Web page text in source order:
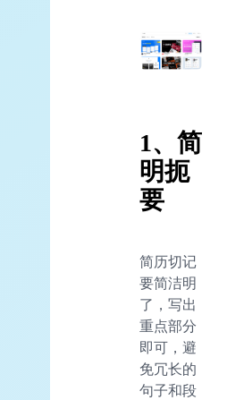
1、简
明扼
要
简历切记
要简洁明
了，写出
重点部分
即可，避
免冗长的
句子和段